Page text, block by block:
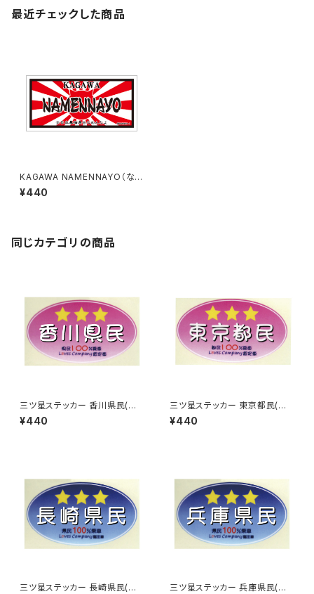
最近チェックした商品
KAGAWA NAMENNAYO（なめ
ねこ）ご当地ステッカー B-6
¥440
同じカテゴリの商品
三ツ星ステッカー 香川県民(ピ
ンク)
¥440
三ツ星ステッカー 東京都民(ピ
ンク)
¥440
三ツ星ステッカー 長崎県民(ブ
三ツ星ステッカー 兵庫県民(ブ